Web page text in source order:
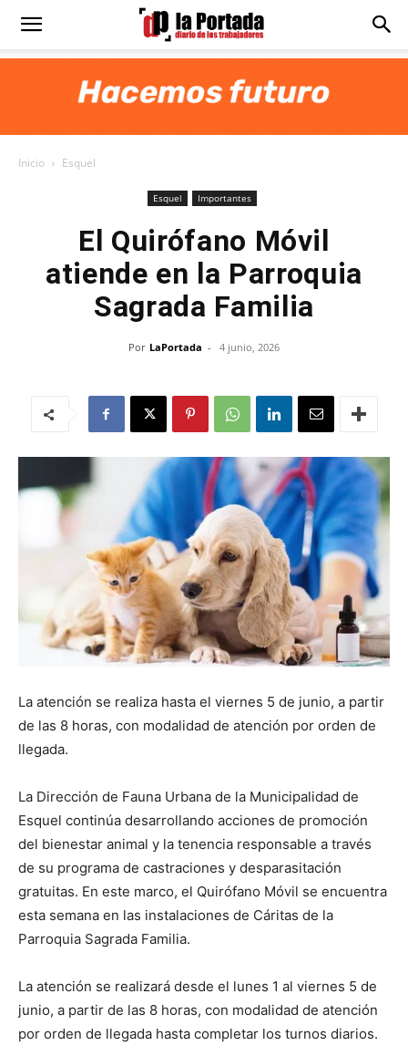
Diario
Inicio Esquel
Esquel Importantes
El Quirófano Móvil
atiende en la Parroquia
Sagrada Familia
Por LaPortada - 4 junio, 2026
La atención se realiza hasta el viernes 5 de junio, a partir
de las 8 horas, con modalidad de atención por orden de
llegada.
La Dirección de Fauna Urbana de la Municipalidad de
Esquel continúa desarrollando acciones de promoción
del bienestar animal y la tenencia responsable a través
de su programa de castraciones y desparasitación
gratuitas. En este marco, el Quirófano Móvil se encuentra
esta semana en las instalaciones de Cáritas de la
Parroquia Sagrada Familia.
La atención se realizará desde el lunes 1 al viernes 5 de
junio, a partir de las 8 horas, con modalidad de atención
por orden de llegada hasta completar los turnos diarios.